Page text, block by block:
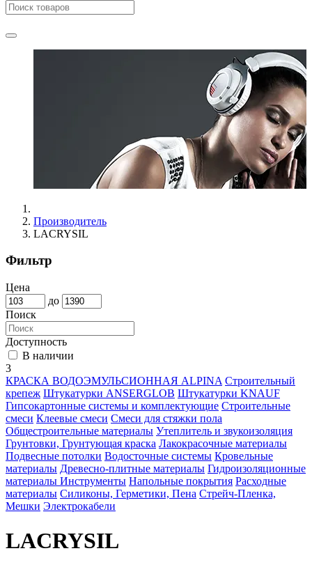
Производитель
LACRYSIL
Фильтр
Цена
до
Поиск
Доступность
В наличии
3
КРАСКА ВОДОЭМУЛЬСИОННАЯ ALPINA Строительный
крепеж Штукатурки ANSERGLOB Штукатурки KNAUF
Гипсокартонные системы и комплектующие Строительные
смеси Клеевые смеси Смеси для стяжки пола
Общестроительные материалы Утеплитель и звукоизоляция
Грунтовки, Грунтующая краска Лакокрасочные материалы
Подвесные потолки Водосточные системы Кровельные
материалы Древесно-плитные материалы Гидроизоляционные
материалы Инструменты Напольные покрытия Расходные
материалы Силиконы, Герметики, Пена Стрейч-Пленка,
Мешки Электрокабели
LACRYSIL